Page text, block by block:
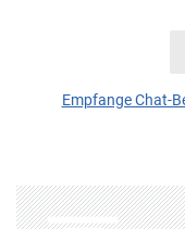
Empfange Chat-